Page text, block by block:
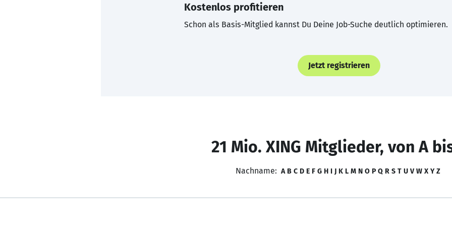
Kostenlos profitieren
Schon als Basis-Mitglied kannst Du Deine Job-Suche deutlich optimieren.
Jetzt registrieren
21 Mio. XING Mitglieder, von A
Nachname: A B C D E F G H I J K L M N O P Q R S T U V W X Y Z